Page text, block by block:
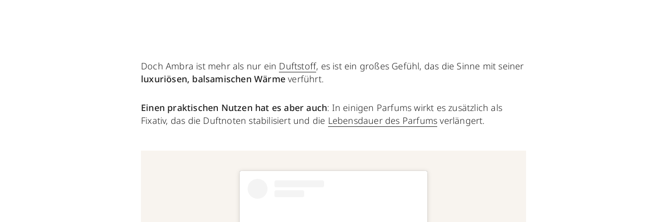
Doch Ambra ist mehr als nur ein Duftstoff, es ist ein großes Gefühl, das die Sinne mit seiner
luxuriösen, balsamischen Wärme verführt.
Einen praktischen Nutzen hat es aber auch: In einigen Parfums wirkt es zusätzlich als
Fixativ, das die Duftnoten stabilisiert und die Lebensdauer des Parfums verlängert.